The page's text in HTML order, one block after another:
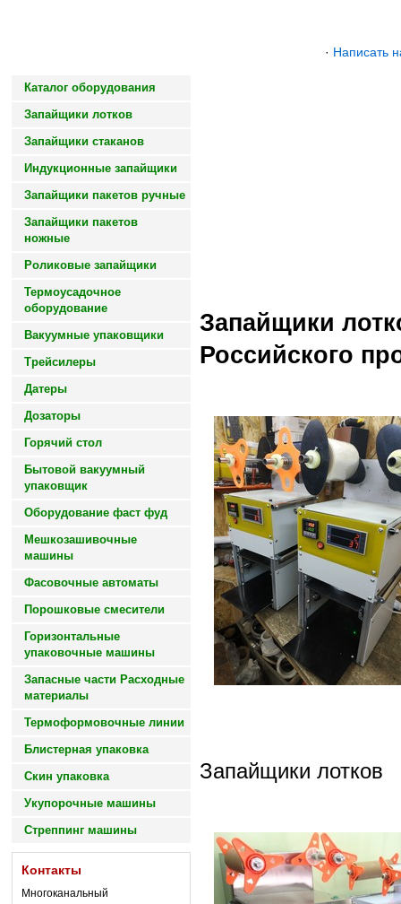
· Написать
Каталог оборудования
Запайщики лотков
Запайщики стаканов
Индукционные запайщики
Запайщики пакетов ручные
Запайщики пакетов
ножные
Роликовые запайщики
Термоусадочное
оборудование
Вакуумные упаковщики
Трейсилеры
Датеры
Дозаторы
Горячий стол
Бытовой вакуумный
упаковщик
Оборудование фаст фуд
Мешкозашивочные
машины
Фасовочные автоматы
Порошковые смесители
Горизонтальные
упаковочные машины
Запасные части Расходные
материалы
Термоформовочные линии
Блистерная упаковка
Скин упаковка
Укупорочные машины
Стреппинг машины
Контакты
Многоканальный
Запайщики
Российского
Запайщики лотков